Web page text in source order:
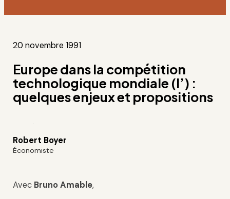
20 novembre 1991
Europe dans la compétition
technologique mondiale (l’) :
quelques enjeux et propositions
Robert Boyer
Économiste
Avec Bruno Amable,